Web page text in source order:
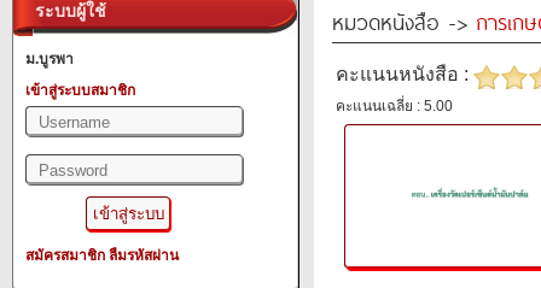
ระบบผู้ใช้
ม.บูรพา
เข้าสู่ระบบสมาชิก
สมัครสมาชิก ลืมรหัสผ่าน
หมวดหนังสือ -> การเก
คะแนนหนังสือ :
คะแนนเฉลี่ย : 5.00